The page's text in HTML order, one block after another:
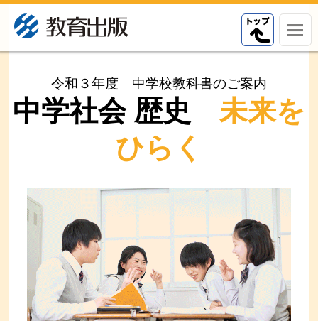
令和３年度 中学校教科書のご案内
中学社会 歴史 未来を
ひらく